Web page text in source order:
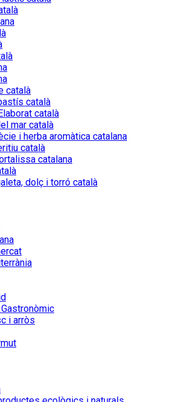
català
català
català
mar català
i herba aromàtica catalana
català
catalana
dolç i torró català
i arròs